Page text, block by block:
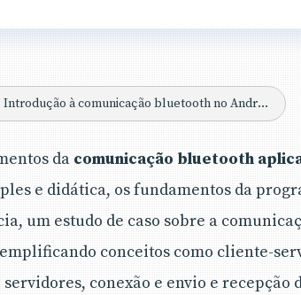
de informações via fluxos (Stream),
muitos destes conceitos são apresentados,
Introdução à comunicação bluetooth no Android
da comunicação bluetooth
e didática, os fundamentos da
um estudo de caso sobre a
conceitos como cliente-
conexão e envio e recepção